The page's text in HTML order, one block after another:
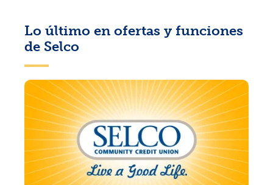
Lo último en ofertas y funciones
de Selco